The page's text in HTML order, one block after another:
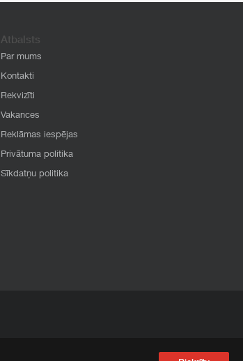
Atbalsts
Par mums
Kontakti
Rekvizīti
Vakances
Reklāmas iespējas
Privātuma politika
Sīkdatņu politika